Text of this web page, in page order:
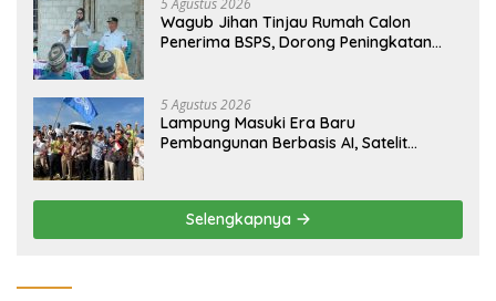
5 Agustus 2026
Wagub Jihan Tinjau Rumah Calon
Penerima BSPS, Dorong Peningkatan
5 Agustus 2026
Lampung Masuki Era Baru
Pembangunan Berbasis AI, Satelit
Selengkapnya